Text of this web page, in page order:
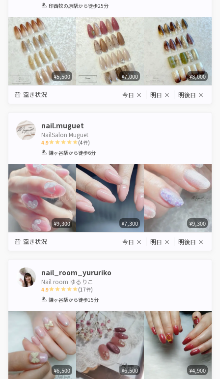
1 2 3 4 5
印西牧の原駅から徒歩25分
¥5,500 ¥7,000 ¥8,000
空き状況 今日 × 明日 × 明後日 ×
nail.muguet
NailSalon Muguet
4.9
1 2 3 4 5
(4件)
鎌ヶ谷駅から徒歩6分
¥9,300 ¥7,300 ¥9,300
空き状況 今日 × 明日 × 明後日 ×
nail_room_yururiko
Nail room ゆるりこ
4.9
1 2 3 4 5
(17件)
鎌ヶ谷駅から徒歩15分
¥6,500 ¥6,500 ¥4,900